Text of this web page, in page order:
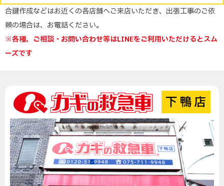
合鍵作成などはお近くの各店舗へご来店いただき、出張工事のご依
頼の場合は、お電話ください。
※各種、ご相談・お問い合わせ等はLINEをご利用いただけるとスム
ーズです